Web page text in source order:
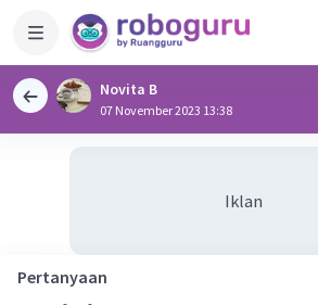
Novita B
07 November 2023 13:38
Iklan
Pertanyaan